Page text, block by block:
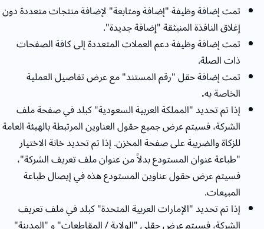
تمت إضافة وظيفة "إضافة ومتابعة" لإضافة منتجات متعددة دون
إغلاق النافذة المنبثقة "إضافة جديدة".
تمت إضافة وظيفة دعم العملات المتعددة إلى كافة الصفحات
ذات الصلة.
تمت إضافة حقل "رقم المستند" مع عرض تفاصيل العملية
الخاصة به.
إذا تم تحديد "المملكة العربية السعودية" كبلد في صفحة ملف
الشركة، فسيتم عرض جميع حقول العناوين المرتبطة بالهيئة العامة
للزكاة والضريبة على صفحة المخزن. إذا تم تحديد خانة الاختيار
"طباعة عنوان المستودع بدلاً من عنوان ملف تعريف الشركة"،
فسيتم عرض حقول عناوين المستودع هذه في إيصال طباعة
المبيعات.
إذا تم تحديد "الإمارات العربية المتحدة" كبلد في ملف تعريف